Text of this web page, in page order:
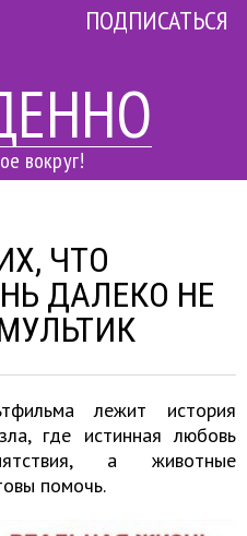
вокруг!
ПОДПИСАТЬСЯ
ЧТО
ДАЛЕКО НЕ
лежит история
где истинная любовь
а животные
помочь.